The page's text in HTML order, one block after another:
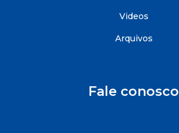
Videos
Arquivos
Fale conosco